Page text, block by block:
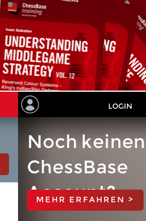
LOGIN
Noch keinen
ChessBase
Account?
MEHR ERFAHREN >